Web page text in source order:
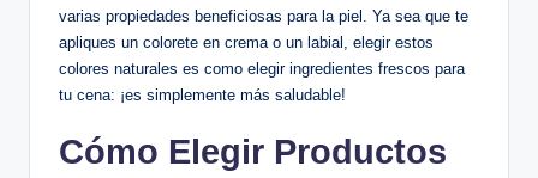
varias propiedades beneficiosas para la piel. Ya sea que te
apliques un colorete en crema o un labial, elegir estos
colores naturales es como elegir ingredientes frescos para
tu cena: ¡es simplemente más saludable!
Cómo Elegir Productos